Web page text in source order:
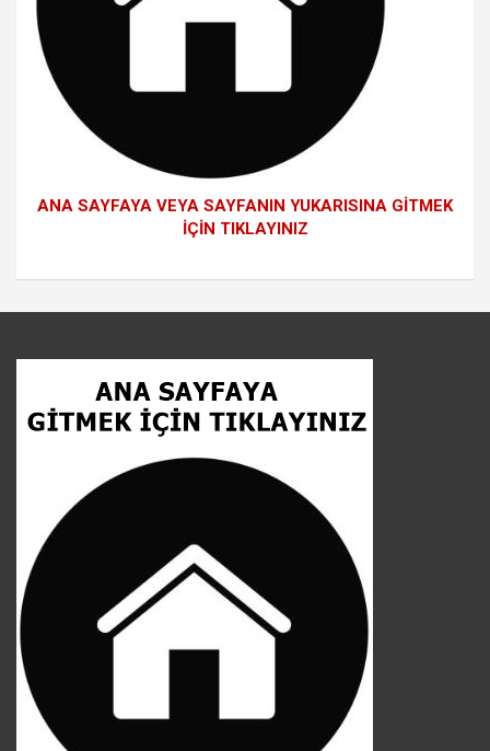
ANA SAYFAYA VEYA SAYFANIN YUKARISINA GİTMEK
İÇİN TIKLAYINIZ